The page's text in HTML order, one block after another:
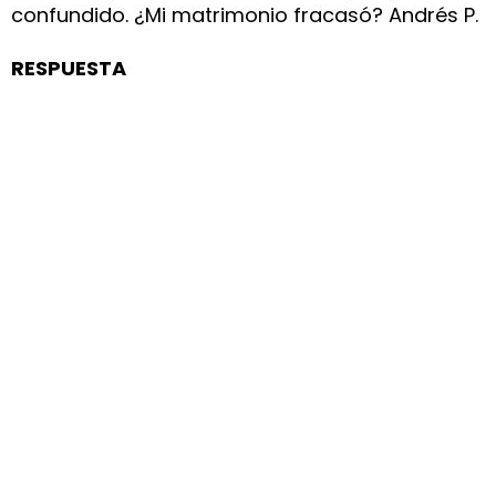
confundido. ¿Mi matrimonio fracasó? Andrés P.
RESPUESTA